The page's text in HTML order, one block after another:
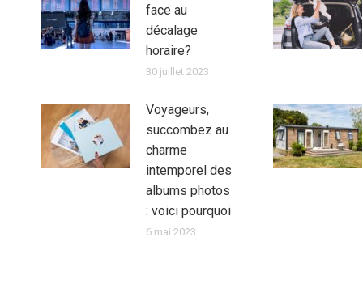
face au
décalage
horaire?
30 juillet 2023
Voyageurs,
succombez au
charme
intemporel des
albums photos
: voici pourquoi
6 mai 2023